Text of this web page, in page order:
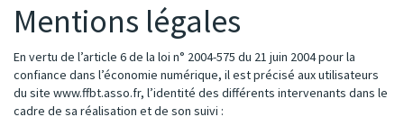
Mentions légales
En vertu de l’article 6 de la loi n° 2004-575 du 21 juin 2004 pour la
confiance dans l’économie numérique, il est précisé aux utilisateurs
du site www.ffbt.asso.fr, l’identité des différents intervenants dans le
cadre de sa réalisation et de son suivi :